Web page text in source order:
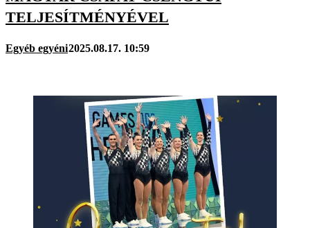
TELJESÍTMÉNYÉVEL
Egyéb egyéni2025.08.17. 10:59